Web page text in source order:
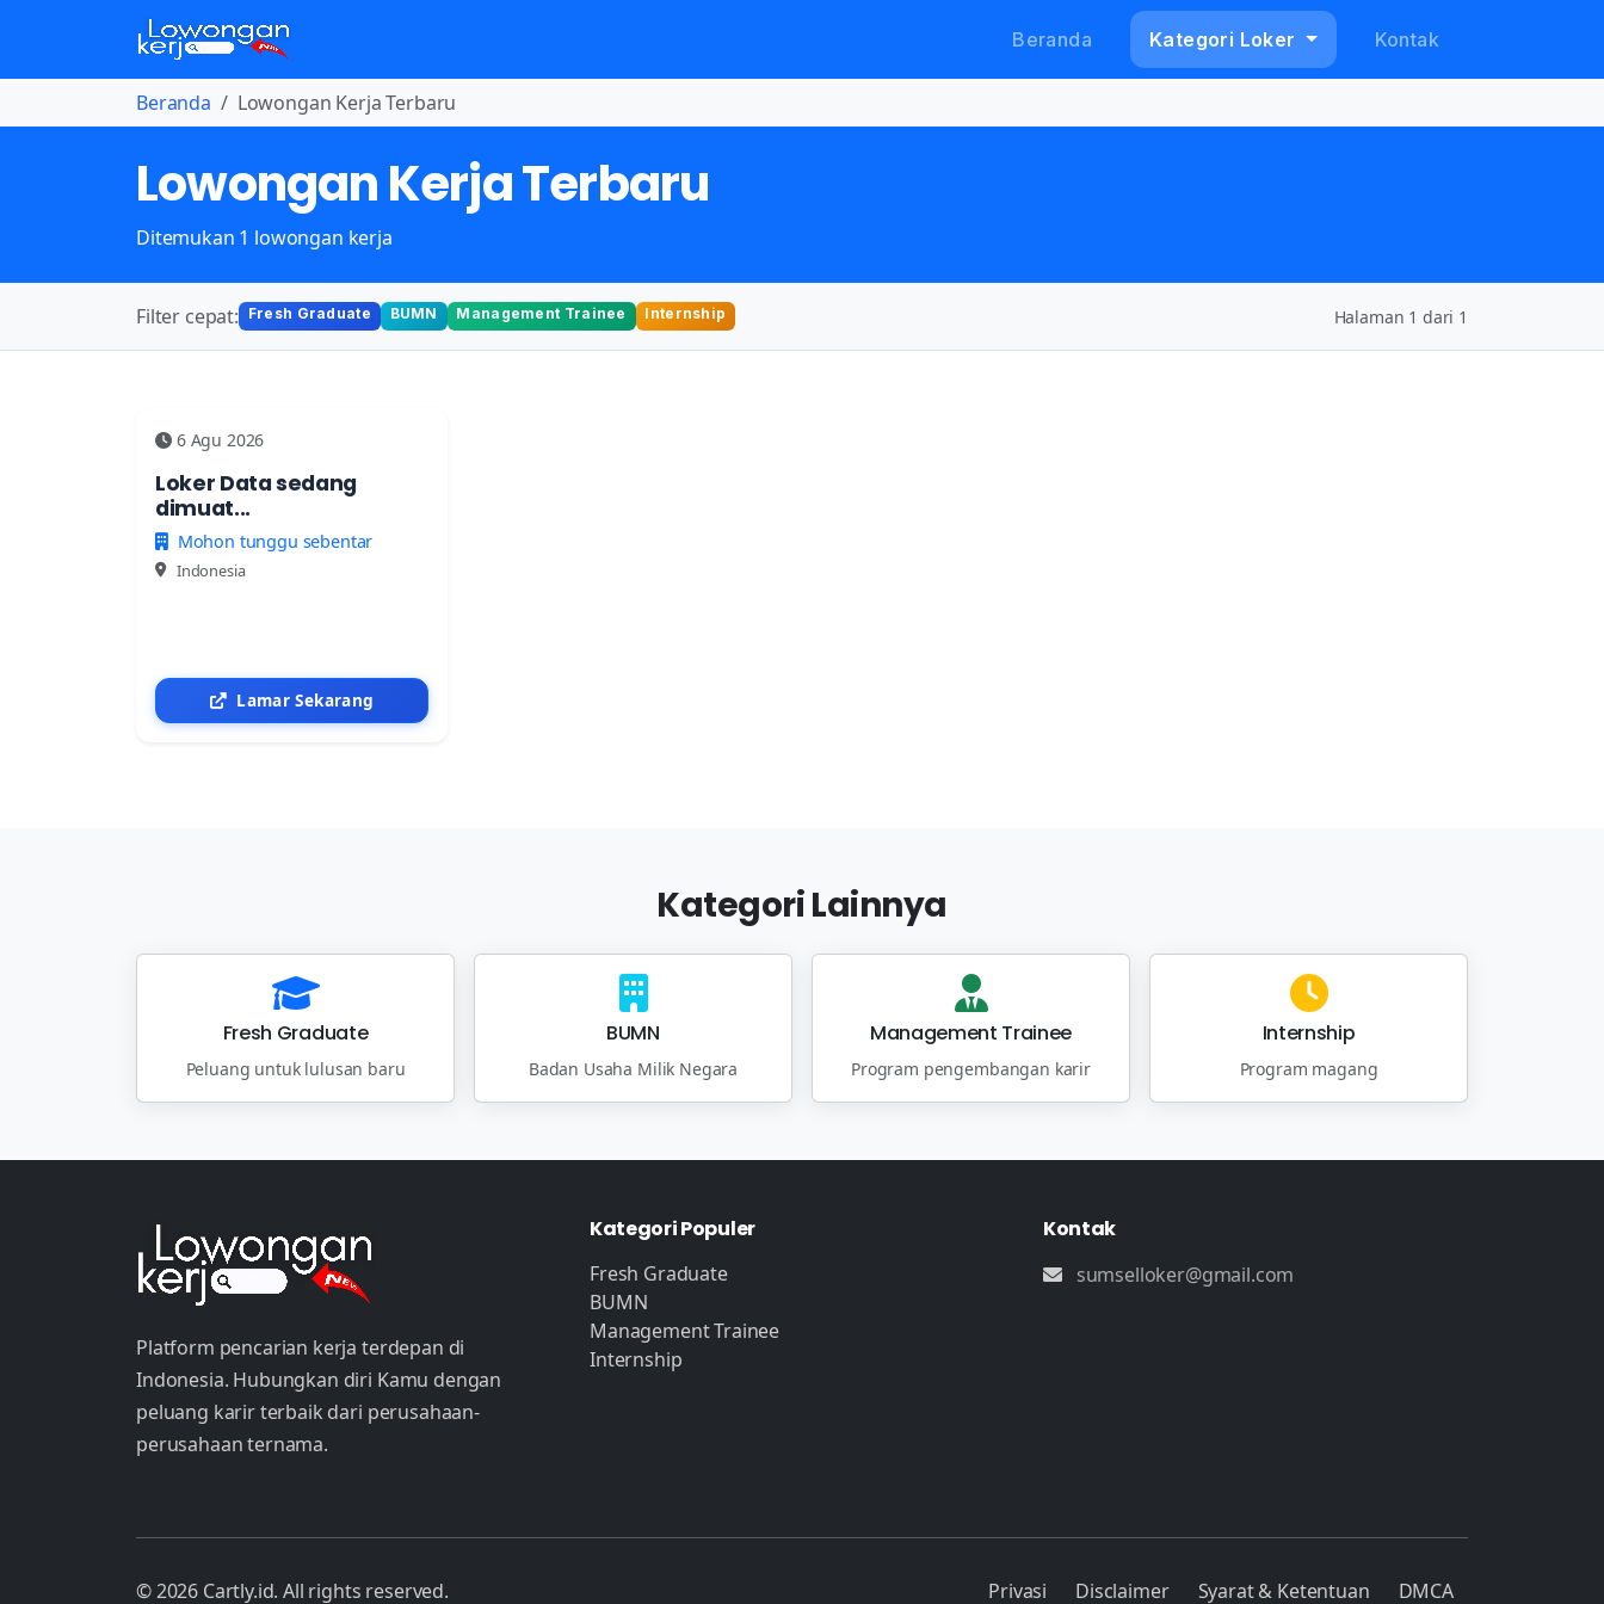
Beranda Kategori Loker Kontak
Beranda Lowongan Kerja Terbaru
Lowongan Kerja Terbaru
Ditemukan 1 lowongan kerja
Filter cepat: Fresh Graduate BUMN Management Trainee Internship Halaman 1 dari 1
6 Agu 2026
Loker Data sedang
dimuat...
Mohon tunggu sebentar
Indonesia
Lamar Sekarang
Kategori Lainnya
Fresh Graduate
Peluang untuk lulusan baru
BUMN
Badan Usaha Milik Negara
Management Trainee
Program pengembangan karir
Internship
Program magang
Platform pencarian kerja terdepan di
Indonesia. Hubungkan diri Kamu dengan
peluang karir terbaik dari perusahaan-
perusahaan ternama.
Kategori Populer
Fresh Graduate
BUMN
Management Trainee
Internship
Kontak
sumselloker@gmail.com
© 2026 Cartly.id. All rights reserved. Privasi Disclaimer Syarat & Ketentuan DMCA